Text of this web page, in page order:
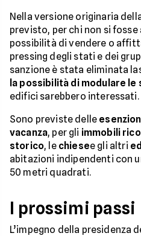
Nella versione originaria
previsto, per chi non si
possibilità di vendere o
pressing degli stati e dei
sanzione è stata eliminata
la possibilità di modulare le
edifici sarebbero interessati.
Sono previste delle
vacanza, per gli immobili
storico, le chiesee gli altri
abitazioni indipendenti con
50 metri quadrati.
I prossimi passi
L’impegno della presidenza